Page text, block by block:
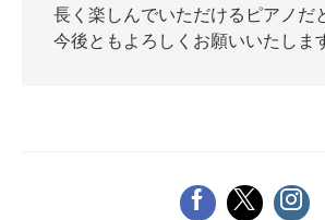
長く楽しんでいただけるピアノだ
今後ともよろしくお願いいたしま